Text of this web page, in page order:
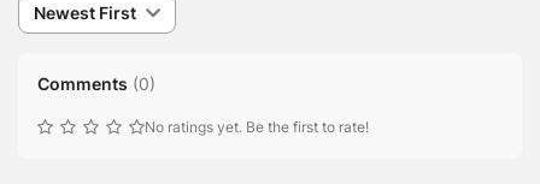
Newest First
Comments (0)
No ratings yet. Be the first to rate!